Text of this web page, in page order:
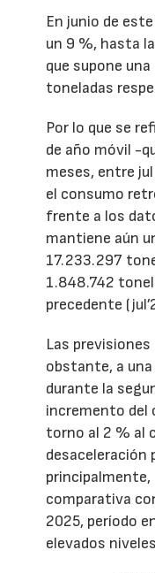
En junio de
un 9 %, hasta
que supone
toneladas
Por lo que se
de año móvil -
meses, entre
el consumo
frente a los
mantiene aún
17.233.297
1.848.742
precedente
Las
obstante, a
durante la
incremento del
torno al 2 % al
desaceleración
comparativa
2025, período
elevados